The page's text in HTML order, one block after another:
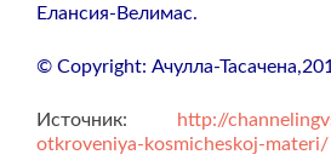
Елансия-Велимас.
© Copyright: Ачулла-
Источник:
http://
otkroveniya-kosmicheskoj-materi/